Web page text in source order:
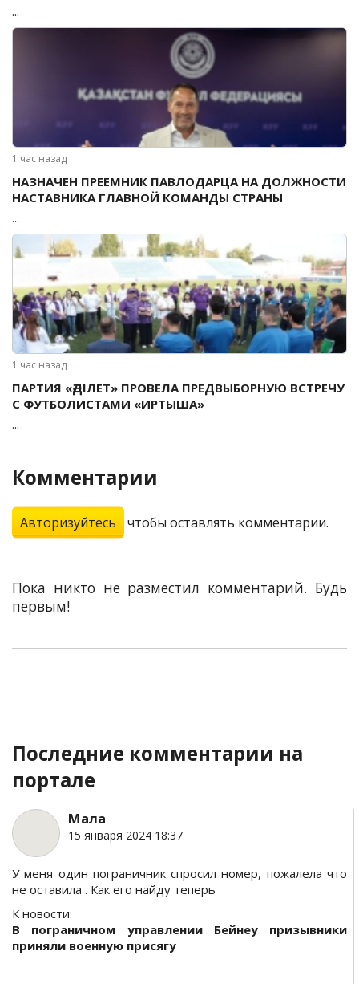
...
1 час назад
НАЗНАЧЕН ПРЕЕМНИК ПАВЛОДАРЦА НА ДОЛЖНОСТИ
НАСТАВНИКА ГЛАВНОЙ КОМАНДЫ СТРАНЫ
...
1 час назад
ПАРТИЯ «ӘДІЛЕТ» ПРОВЕЛА ПРЕДВЫБОРНУЮ ВСТРЕЧУ
С ФУТБОЛИСТАМИ «ИРТЫША»
...
Комментарии
Авторизуйтесь чтобы оставлять комментарии.
Пока никто не разместил комментарий. Будь
первым!
Последние комментарии на
портале
Мала
15 января 2024 18:37
У меня один пограничник спросил номер, пожалела что
не оставила . Как его найду теперь
К новости:
В пограничном управлении Бейнеу призывники
приняли военную присягу